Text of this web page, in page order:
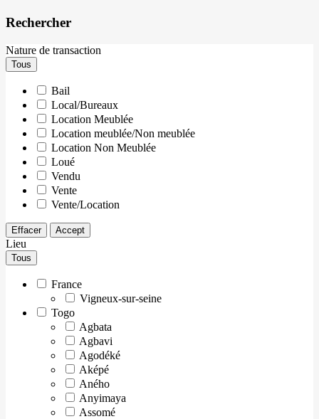
Rechercher
Nature de transaction
Tous
Bail
Local/Bureaux
Location Meublée
Location meublée/Non meublée
Location Non Meublée
Loué
Vendu
Vente
Vente/Location
Effacer Accept
Lieu
Tous
France
Vigneux-sur-seine
Togo
Agbata
Agbavi
Agodéké
Aképé
Aného
Anyimaya
Assomé